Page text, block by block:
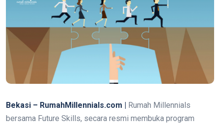
Bekasi – RumahMillennials.com |
Rumah Millennials
bersama Future Skills, secara resmi membuka program